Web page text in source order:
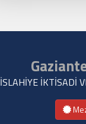
İSLAHİYE İKTİSADİ